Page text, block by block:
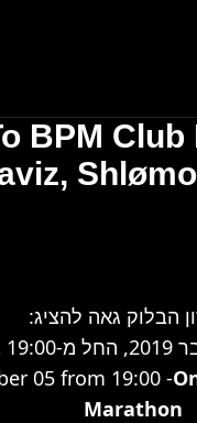
BPM
הבלוק גאה להציג:
05 from 19:00 -
Marathon